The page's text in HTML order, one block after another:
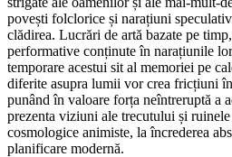
povești folclorice și narațiuni
clădirea. Lucrări de artă bazate pe
performative conținute în narațiunile
temporare acestui sit al memoriei pe
diferite asupra lumii vor crea fricțiuni
punând în valoare forța neîntreruptă a
prezenta viziuni ale trecutului și
cosmologice animiste, la încrederea
planificare modernă.